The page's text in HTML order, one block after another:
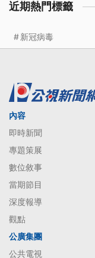
近期熱門標籤
新冠病毒
內容
即時新聞
專題策展
數位敘事
當期節目
深度報導
觀點
公廣集團
公共電視